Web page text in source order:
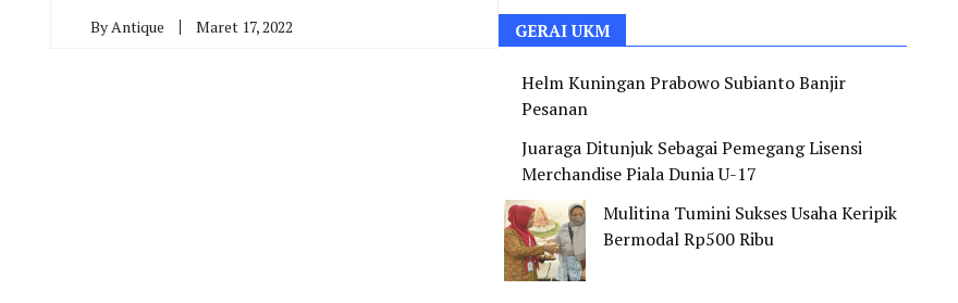
ByAntique Maret 17, 2022 GERAI UKM
Helm Kuningan Prabowo Subianto Banjir
Pesanan
Juaraga Ditunjuk Sebagai Pemegang Lisensi
Merchandise Piala Dunia U-17
Mulitina Tumini Sukses Usaha Keripik
Bermodal Rp500 Ribu